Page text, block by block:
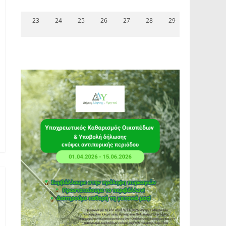
23 24 25 26 27 28 29